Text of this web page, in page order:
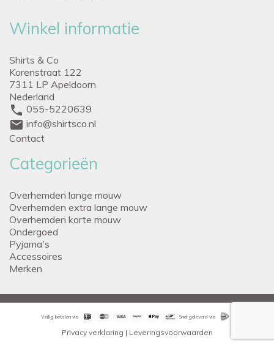
Winkel informatie
Shirts & Co
Korenstraat 122
7311 LP Apeldoorn
Nederland
phone 055-5220639
mail info@shirtsco.nl
Contact
Categorieën
Overhemden lange mouw
Overhemden extra lange mouw
Overhemden korte mouw
Ondergoed
Pyjama's
Accessoires
Merken
Veilig betalen via Snel geleverd via
Privacy verklaring | Leveringsvoorwaarden